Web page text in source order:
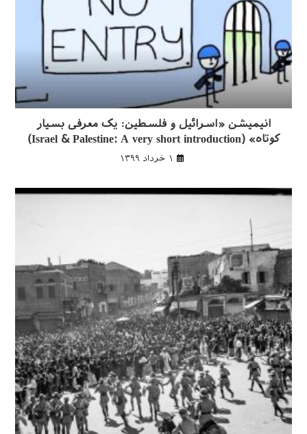
انیمیشن «اسرائیل و فلسطین: یک معرفی بسیار
کوتاه» (Israel & Palestine: A very short introduction)
۱ خرداد ۱۳۹۹